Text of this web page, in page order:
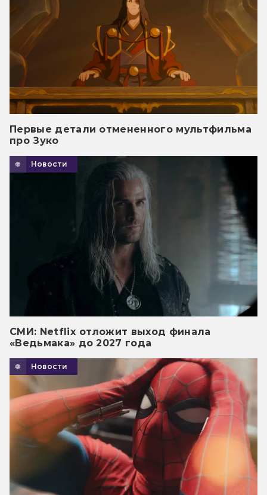
Первые детали отмененного мультфильма
про Зуко
Новости
СМИ: Netflix отложит выход финала
«Ведьмака» до 2027 года
Новости